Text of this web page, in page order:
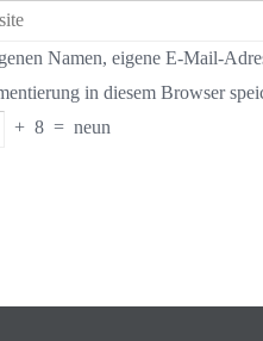
Namen, eigene E-Mail-
in diesem Browser
+ 8 = neun